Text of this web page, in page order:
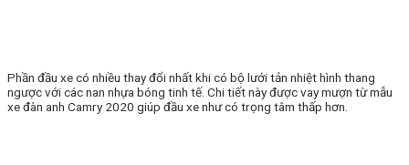
Phần đầu xe có nhiều thay đổi nhất khi có bộ lưới tản nhiệt hình thang
ngược với các nan nhựa bóng tinh tế. Chi tiết này được vay mượn từ mẫu
xe đàn anh Camry 2020 giúp đầu xe như có trọng tâm thấp hơn.